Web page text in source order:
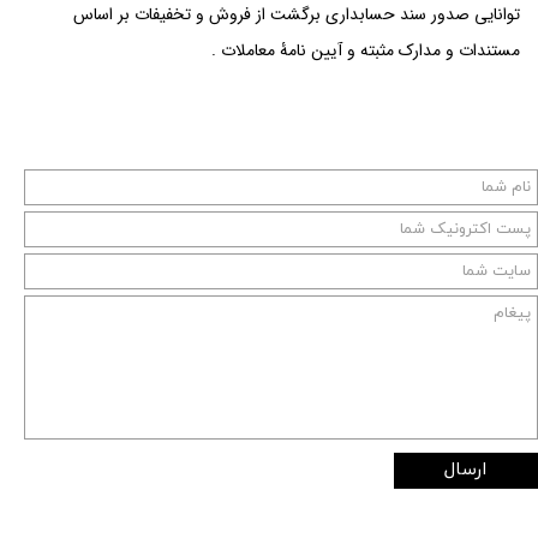
توانایی صدور سند حسابداری برگشت از فروش و تخفیفات بر اساس
مستندات و مدارک مثبته و آیین نامۀ معاملات .
ارسال